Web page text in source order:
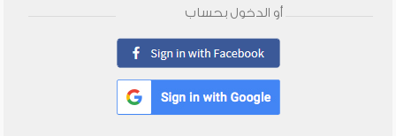
أو الدخول بحساب